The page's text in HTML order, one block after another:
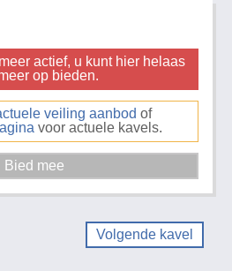
actief, u kunt hier helaas
op bieden.
veiling aanbod of
voor actuele kavels.
Volgende kavel